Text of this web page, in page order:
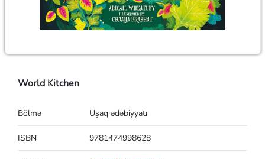
World Kitchen
Bölmə Uşaq ədəbiyyatı
ISBN 9781474998628